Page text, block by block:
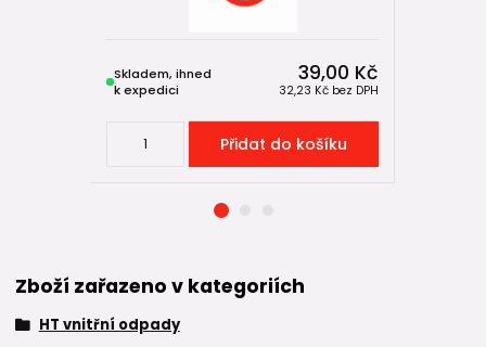
39,00 Kč
32,23 Kč bez DPH
Skladem, ihned
k expedici
Přidat do košíku
Zboží zařazeno v kategoriích
HT vnitřní odpady